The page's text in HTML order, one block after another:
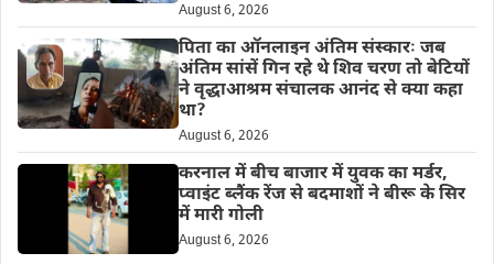
August 6, 2026
पिता का ऑनलाइन अंतिम संस्कारः जब
अंतिम सांसें गिन रहे थे शिव चरण तो बेटियों
ने वृद्धाआश्रम संचालक आनंद से क्या कहा
था?
August 6, 2026
करनाल में बीच बाजार में युवक का मर्डर,
प्वाइंट ब्लैंक रेंज से बदमाशों ने बीरू के सिर
में मारी गोली
August 6, 2026